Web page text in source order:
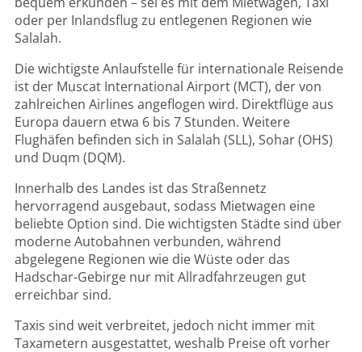
oder per Inlandsflug zu entlegenen Regionen wie
Salalah.
Die wichtigste Anlaufstelle für internationale Reisende
ist der Muscat International Airport (MCT), der von
zahlreichen Airlines angeflogen wird. Direktflüge aus
Europa dauern etwa 6 bis 7 Stunden. Weitere
Flughäfen befinden sich in Salalah (SLL), Sohar (OHS)
und Duqm (DQM).
Innerhalb des Landes ist das Straßennetz
hervorragend ausgebaut, sodass Mietwagen eine
beliebte Option sind. Die wichtigsten Städte sind über
moderne Autobahnen verbunden, während
abgelegene Regionen wie die Wüste oder das
Hadschar-Gebirge nur mit Allradfahrzeugen gut
erreichbar sind.
Taxis sind weit verbreitet, jedoch nicht immer mit
Taxametern ausgestattet, weshalb Preise oft vorher